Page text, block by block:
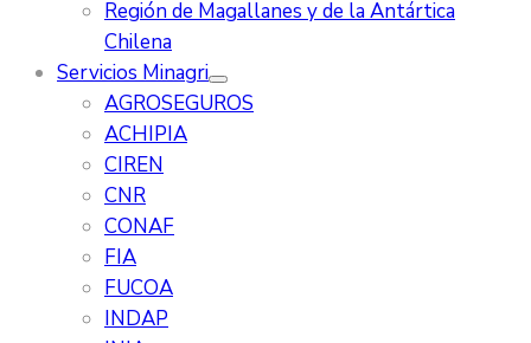
Región de Magallanes y de la Antártica
Chilena
Servicios Minagri
AGROSEGUROS
ACHIPIA
CIREN
CNR
CONAF
FIA
FUCOA
INDAP